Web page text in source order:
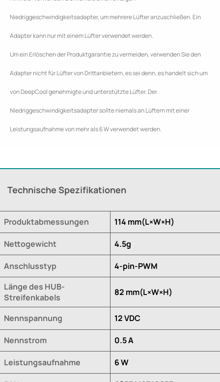
Niedriggeschwindigkeitsadapter, um mehrere Lüfter anzuschließen. Ein
Adapter kann nur mit einem Lüfter verwendet werden.
Um ein Erlöschen der Produktgarantie zu vermeiden, verwenden Sie den
Adapter nicht für Lüfter von Drittanbietern, es sei denn, es handelt sich um
von DeepCool genehmigte und unterstützte Lüfter. Der
Niedriggeschwindigkeitsadapter sollte niemals an Lüftern mit einer
Leistungsaufnahme von mehr als 6 W verwendet werden.
Technische Spezifikationen
Produktabmessungen 114 mm(L×W×H)
Nettogewicht 4.5g
Anschlusstyp
4-pin-PWM
Länge des HUB-
Streifenkabels
82 mm(L×W×H)
Nennspannung 12 VDC
Nennstrom 0.5 A
Leistungsaufnahme 6 W